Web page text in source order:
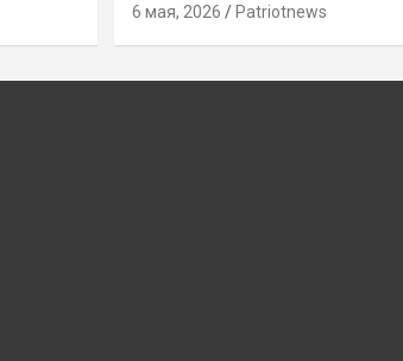
6 мая, 2026 Patriotnews